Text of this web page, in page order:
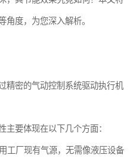
角度，为您深入解析。
精密的气动控制系统驱动执行机
主要体现在以下几个方面：
工厂现有气源，无需像液压设备